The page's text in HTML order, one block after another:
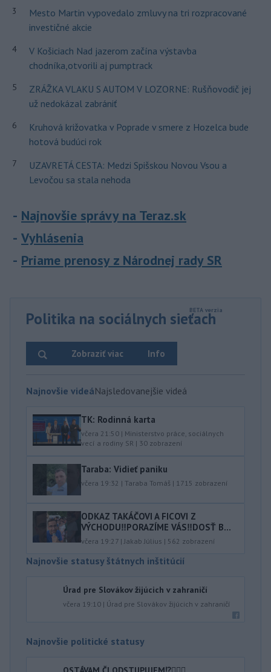
3
Mesto Martin vypovedalo zmluvy na tri rozpracované
investičné akcie
4
V Košiciach Nad jazerom začína výstavba
chodníka,otvorili aj pumptrack
5
ZRÁŽKA VLAKU S AUTOM V LOZORNE: Rušňovodič jej
už nedokázal zabrániť
6
Kruhová križovatka v Poprade v smere z Hozelca bude
hotová budúci rok
7
UZAVRETÁ CESTA: Medzi Spišskou Novou Vsou a
Levočou sa stala nehoda
Najnovšie správy na Teraz.sk
Vyhlásenia
Priame prenosy z Národnej rady SR
Politika na sociálnych sieťach
Info
Zobraziť viac
Najnovšie videáNajsledovanejšie videá
TK: Rodinná karta
včera 21:50 | Ministerstvo práce, sociálnych
vecí a rodiny SR | 30 zobrazení
Taraba: Vidieť paniku
včera 19:32 | Taraba Tomáš | 1715 zobrazení
ODKAZ TAKÁČOVI A FICOVI Z
VÝCHODU‼️PORAZÍME VÁS‼️DOSŤ B...
včera 19:27 |Jakab Július | 562 zobrazení
Najnovšie statusy štátnych inštitúcií
Úrad pre Slovákov žijúcich v zahraničí
včera 19:10 | Úrad pre Slovákov žijúcich v zahraničí
Najnovšie politické statusy